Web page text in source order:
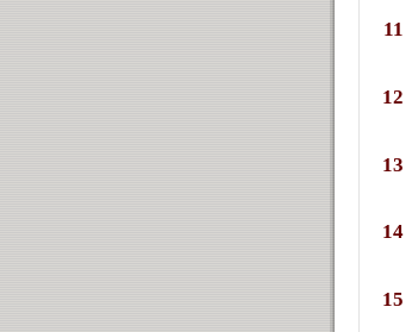
11
12
13
14
15